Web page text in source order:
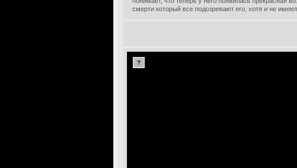
смерти который все подозревают его, хотя и не имеют
?